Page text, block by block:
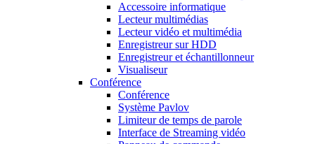
Accessoire informatique
Lecteur multimédias
Lecteur vidéo et multimédia
Enregistreur sur HDD
Enregistreur et échantillonneur
Visualiseur
Conférence
Conférence
Système Pavlov
Limiteur de temps de parole
Interface de Streaming vidéo